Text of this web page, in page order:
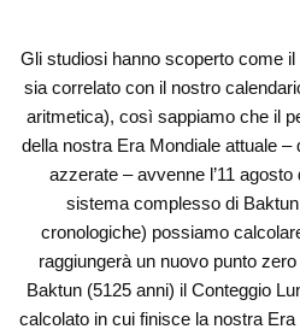
Gli studiosi hanno scoperto come
sia correlato con il nostro
aritmetica), così sappiamo che il
della nostra Era Mondiale attuale
azzerate – avvenne l’11
sistema complesso di
cronologiche) possiamo
raggiungerà un nuovo punto
Baktun (5125 anni) il Conteggio
calcolato in cui finisce la nostra